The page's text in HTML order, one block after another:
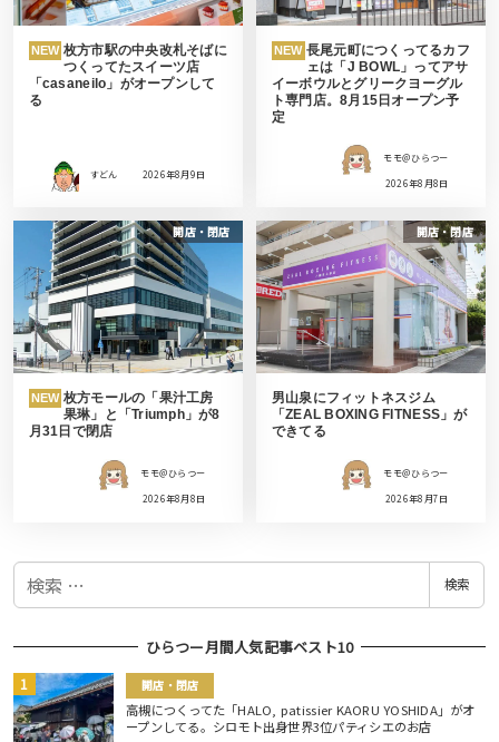
NEW 枚方市駅の中央改札そばに
つくってたスイーツ店
「casaneilo」がオープンして
る
すどん 2026年8月9日
NEW 長尾元町につくってるカフ
ェは「J BOWL」ってアサ
イーボウルとグリークヨーグル
ト専門店。8月15日オープン予
定
モモ＠ひらつー
2026年8月8日
開店・閉店
NEW 枚方モールの「果汁工房
果琳」と「Triumph」が8
月31日で閉店
モモ＠ひらつー
2026年8月8日
開店・閉店
男山泉にフィットネスジム
「ZEAL BOXING FITNESS」が
できてる
モモ＠ひらつー
2026年8月7日
検
検索
ひらつー月間人気記事ベスト10
開店・閉店
高槻につくってた「HALO, patissier KAORU YOSHIDA」がオ
ープンしてる。シロモト出身世界3位パティシエのお店